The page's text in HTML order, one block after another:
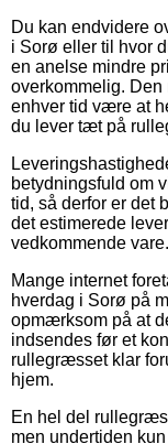
Du kan endvidere
i Sorø eller til hvor
en anelse mindre
overkommelig. Den
enhver tid være at
du lever tæt på
betydningsfuld om
tid, så derfor er det
det estimerede
vedkommende vare.
Mange internet
hverdag i Sorø på
opmærksom på at
indsendes før et
rullegræsset klar
hjem.
En hel del
men undertiden